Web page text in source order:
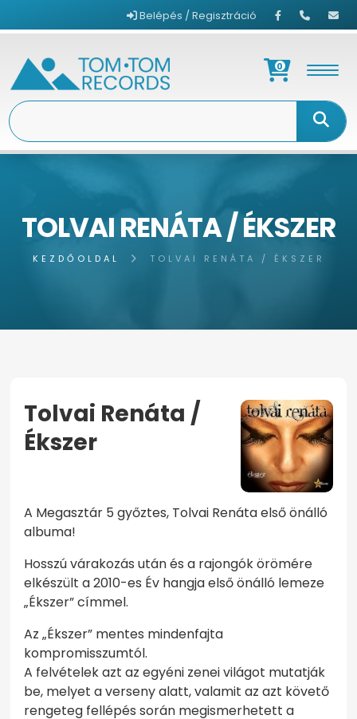
Belépés / Regisztráció
0
TOLVAI RENÁTA / ÉKSZER
KEZDŐOLDAL TOLVAI RENÁTA / ÉKSZER
Tolvai Renáta /
Ékszer
A Megasztár 5 győztes, Tolvai Renáta első önálló
albuma!
Hosszú várakozás után és a rajongók örömére
elkészült a 2010-es Év hangja első önálló lemeze
„Ékszer” címmel.
Az „Ékszer” mentes mindenfajta
kompromisszumtól.
A felvételek azt az egyéni zenei világot mutatják
be, melyet a verseny alatt, valamit az azt követő
rengeteg fellépés során megismerhetett a